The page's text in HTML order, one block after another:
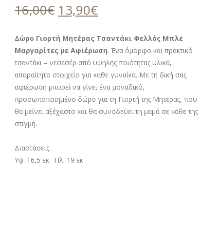
16,00€ Original
was:
16,00€.
13,90€Η
τιμή
είναι:
13,90€.
Δώρο Γιορτή Μητέρας Τσαντάκι Φελλός Μπλε
Μαργαρίτες με Αφιέρωση. Ένα όμορφο και πρακτικό
τσαντάκι – νεσεσέρ από υψηλής ποιότητας υλικά,
απαραίτητο στοιχείο για κάθε γυναίκα. Με τη δική σας
αφιέρωση μπορεί να γίνει ένα μοναδικό,
προσωποποιημένο δώρο για τη Γιορτή της Μητέρας, που
θα μείνει αξέχαστο και θα συνοδεύει τη μαμά σε κάθε της
στιγμή.
Διαστάσεις:
Υψ. 16,5 εκ. Πλ. 19 εκ